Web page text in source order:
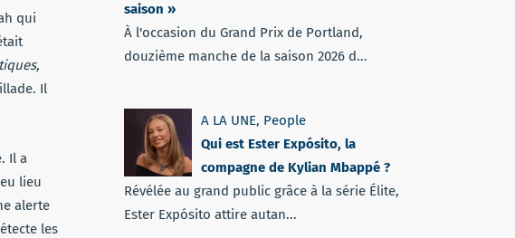
qui
Il
Il a
lieu
alerte
les
saison »
À l'occasion du Grand Prix de Portland,
douzième manche de la saison 2026 d...
A LA UNE, People
Qui est Ester Expósito, la
compagne de Kylian Mbappé ?
Révélée au grand public grâce à la série Élite,
Ester Expósito attire autan...